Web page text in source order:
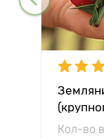
Кол-во